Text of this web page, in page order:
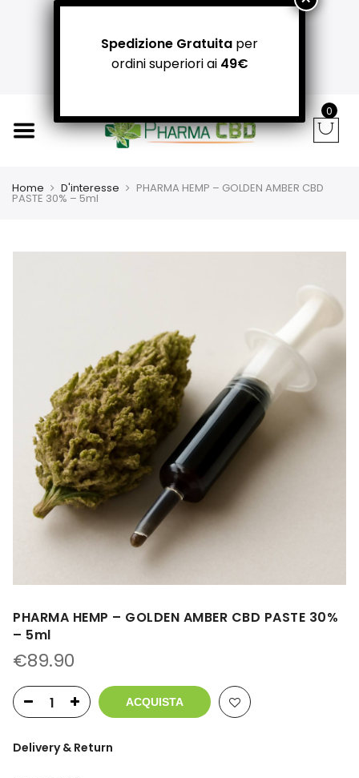
carpediemitaliandrea@gmail.com
NEGOZI PADOVA: Via Guizza Conselvana, 38a
0
Home D'interesse PHARMA HEMP – GOLDEN AMBER CBD
PASTE 30% – 5ml
PHARMA HEMP – GOLDEN AMBER CBD PASTE 30%
– 5ml
€89.90
ACQUISTA
Delivery & Return
Spedizione Gratuita per
ordini superiori ai 49€